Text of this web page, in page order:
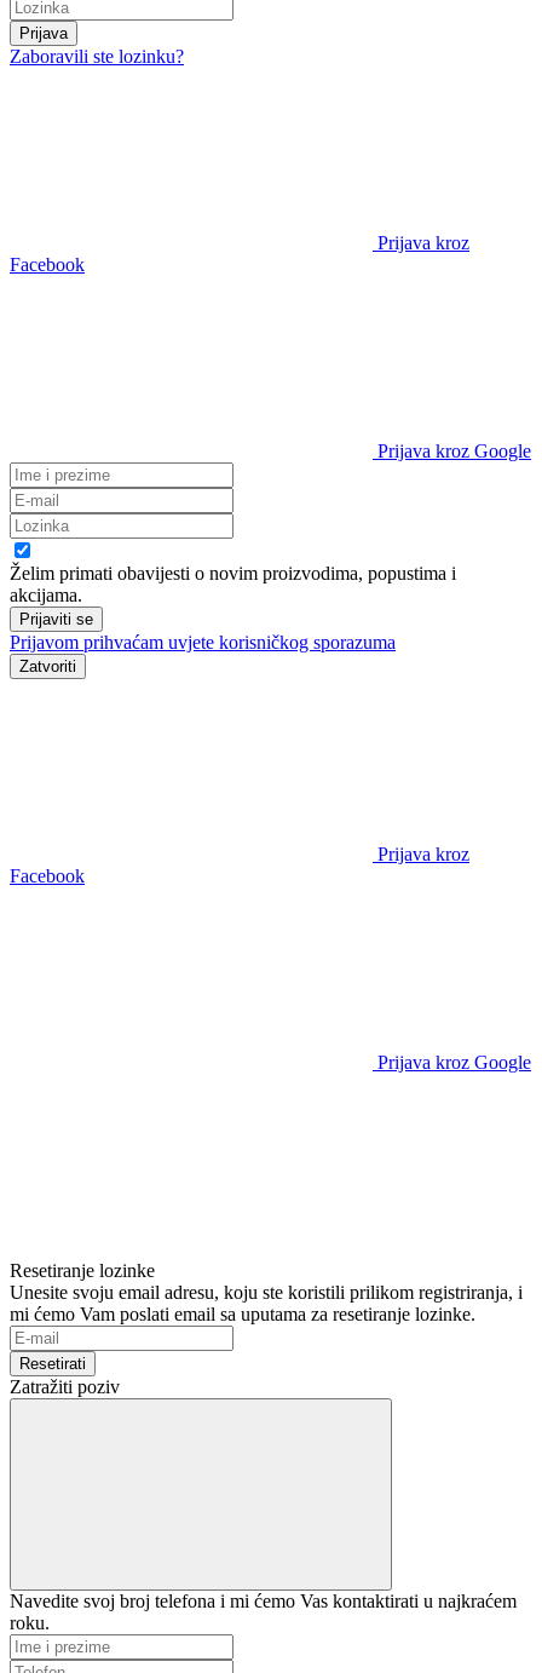
Prijava
Zaboravili ste lozinku?
Prijava kroz
Facebook
Prijava kroz Google
Želim primati obavijesti o novim proizvodima, popustima i
akcijama.
Prijaviti se
Prijavom prihvaćam uvjete korisničkog sporazuma
Zatvoriti
Prijava kroz
Facebook
Prijava kroz Google
Resetiranje lozinke
Unesite svoju email adresu, koju ste koristili prilikom registriranja, i
mi ćemo Vam poslati email sa uputama za resetiranje lozinke.
Resetirati
Zatražiti poziv
Navedite svoj broj telefona i mi ćemo Vas kontaktirati u najkraćem
roku.